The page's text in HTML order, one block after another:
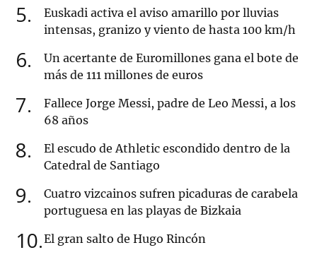
5
Euskadi activa el aviso amarillo por lluvias
intensas, granizo y viento de hasta 100 km/h
6
Un acertante de Euromillones gana el bote de
más de 111 millones de euros
7
Fallece Jorge Messi, padre de Leo Messi, a los
68 años
8
El escudo de Athletic escondido dentro de la
Catedral de Santiago
9
Cuatro vizcainos sufren picaduras de carabela
portuguesa en las playas de Bizkaia
10 El gran salto de Hugo Rincón